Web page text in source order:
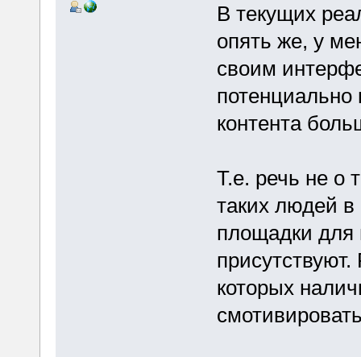
В текущих
опять же, у
своим
контента
Т.е. речь не о
таких людей в
площадки для
которых